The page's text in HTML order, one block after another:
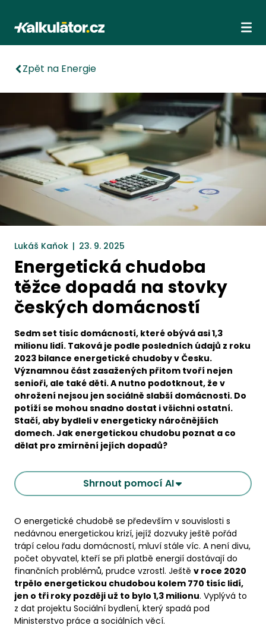
Kalkulátor.cz
Zpět na Energie
Lukáš Kaňok | 23. 9. 2025
Energetická chudoba
těžce dopadá na stovky
českých domácností
Sedm set tisíc domácností, které obývá asi 1,3
milionu lidí. Taková je podle posledních údajů z roku
2023 bilance energetické chudoby v Česku.
Významnou část zasažených přitom tvoří nejen
senioři, ale také děti. A nutno podotknout, že v
ohrožení nejsou jen sociálně slabší domácnosti. Do
potíží se mohou snadno dostat i všichni ostatní.
Stačí, aby bydleli v energeticky náročnějších
domech. Jak energetickou chudobu poznat a co
dělat pro zmírnění jejích dopadů?
Shrnout pomocí AI
O energetické chudobě se především v souvislosti s
nedávnou energetickou krizí, jejíž dozvuky ještě pořád
trápí celou řadu domácností, mluví stále víc. A není divu,
počet obyvatel, kteří se při platbě energií dostávají do
finančních problémů, prudce vzrostl. Ještě v roce 2020
trpělo energetickou chudobou kolem 770 tisíc lidí,
jen o tři roky později už to bylo 1,3 milionu. Vyplývá to
z dat projektu Sociální bydlení, který spadá pod
Ministerstvo práce a sociálních věcí.